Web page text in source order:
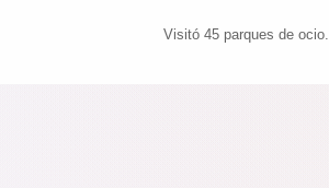
Visitó 45 parques de ocio.